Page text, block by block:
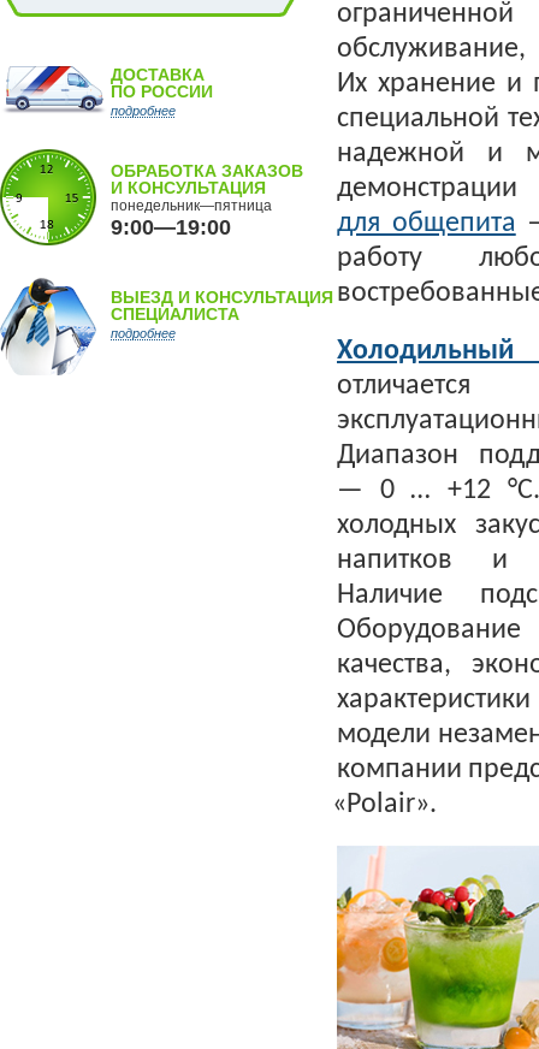
Их хранение и
специальной
надежной и
для общепита
работу
Диапазон
— 0 … +12 °С.
холодных
напитков и
Наличие
качества,
модели
компании
«Polair».
ДОСТАВКА
ПО РОССИИ
подробнее
ОБРАБОТКА ЗАКАЗОВ
И КОНСУЛЬТАЦИЯ
понедельник—пятница
9:00—19:00
ВЫЕЗД И КОНСУЛЬТАЦИЯ
СПЕЦИАЛИСТА
подробнее